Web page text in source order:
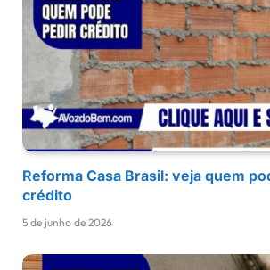
Reforma Casa Brasil: veja quem
crédito
5 de junho de 2026